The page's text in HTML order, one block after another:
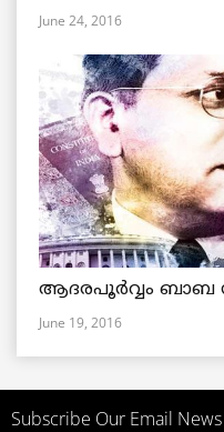
June 24, 2016
ആദരപൂര്‍വ്വം ബാബ
June 19, 2016
Subscribe Our Email